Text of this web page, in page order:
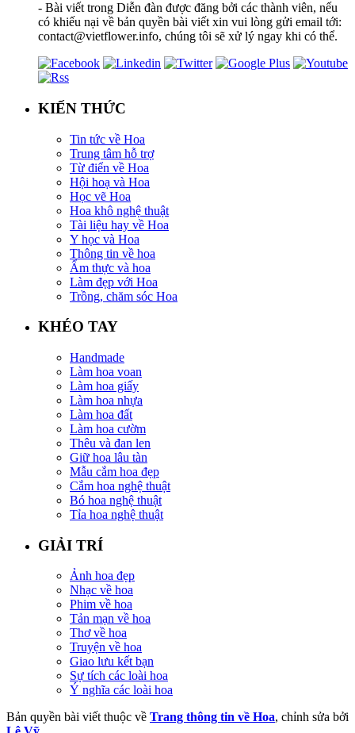
- Bài viết trong Diễn đàn được đăng bởi các thành viên, nếu
có khiếu nại về bản quyền bài viết xin vui lòng gửi email tới:
contact@vietflower.info, chúng tôi sẽ xử lý ngay khi có thể.
KIẾN THỨC
Tin tức về Hoa
Trung tâm hỗ trợ
Từ điển về Hoa
Hội hoạ và Hoa
Học vẽ Hoa
Hoa khô nghệ thuật
Tài liệu hay về Hoa
Y học và Hoa
Thông tin về hoa
Ẩm thực và hoa
Làm đẹp với Hoa
Trồng, chăm sóc Hoa
KHÉO TAY
Handmade
Làm hoa voan
Làm hoa giấy
Làm hoa nhựa
Làm hoa đất
Làm hoa cườm
Thêu và đan len
Giữ hoa lâu tàn
Mẫu cắm hoa đẹp
Cắm hoa nghệ thuật
Bó hoa nghệ thuật
Tỉa hoa nghệ thuật
GIẢI TRÍ
Ảnh hoa đẹp
Nhạc về hoa
Phim về hoa
Tản mạn về hoa
Thơ về hoa
Truyện về hoa
Giao lưu kết bạn
Sự tích các loài hoa
Ý nghĩa các loài hoa
Bản quyền bài viết thuộc về Trang thông tin về Hoa, chỉnh sửa bởi